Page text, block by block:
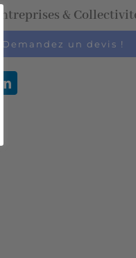
Entreprises &
Demandez un devis !